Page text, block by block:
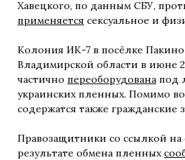
Хавецкого, по данным СБУ,
применяется сексуальное и
Колония ИК-7 в посёлке
Владимирской области в июне
частично переоборудована под
украинских пленных. Помимо
содержатся также гражданские
Правозащитники со ссылкой
результате обмена пленных